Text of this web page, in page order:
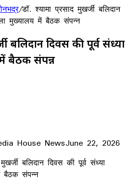
/डॉ. श्यामा प्रसाद मुखर्जी बलिदान
मुख्यालय में बैठक संपन्न
बलिदान दिवस की पूर्व संध्या
बैठक संपन्न
House NewsJune 22, 2026